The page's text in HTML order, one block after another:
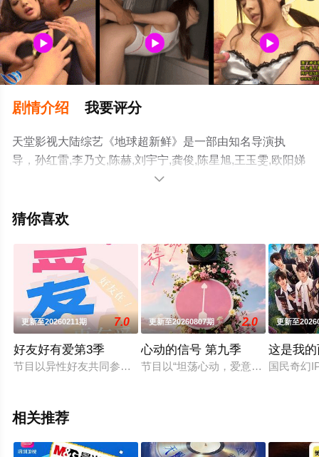
剧情介绍 我要评分
天堂影视大陆综艺《地球超新鲜》是一部由知名导演执
导，孙红雷,李乃文,陈赫,刘宇宁,龚俊,陈星旭,王玉雯,欧阳娣
娣等演员精彩演绎的大陆综艺节目，手机免费观看高清未
步至豆瓣综艺、电视猫或剧情网等平台了解。

猜你喜欢
更新至20260211期 7.0
好友好有爱第3季
节目以异性好友共同参与为核心模式，嘉宾通过组队完成特定
更新至20260807期 2.0
心动的信号 第九季
节目以“坦荡心动，爱意直行”为核心
更新至
这是我
国民奇幻
相关推荐